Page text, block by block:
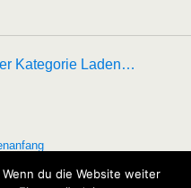
Kategorie Laden…
du die Website weiter